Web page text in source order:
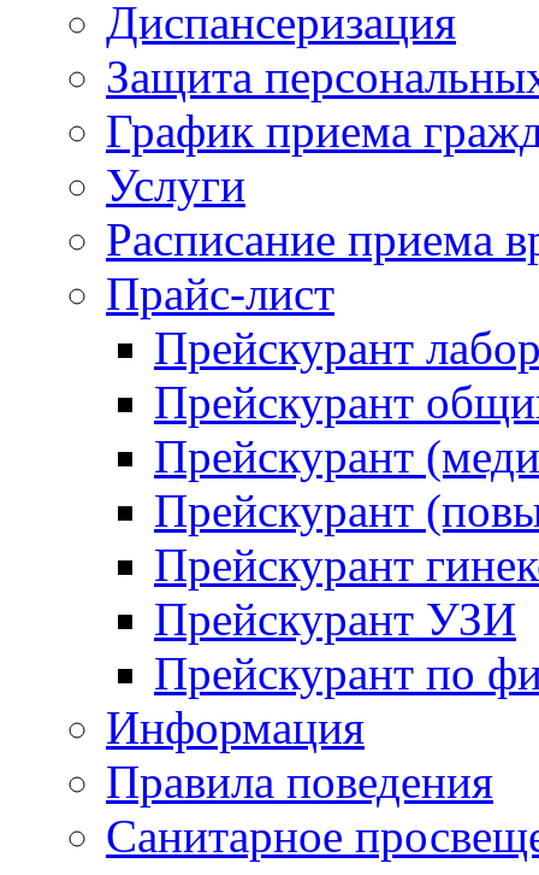
Диспансеризация
Защита
График приема
Услуги
Расписание приема
Прайс-лист
Прейскурант
Прейскурант
Прейскурант
Прейскурант
Прейскурант
Прейскурант УЗИ
Прейскурант по
Информация
Правила поведения
Санитарное